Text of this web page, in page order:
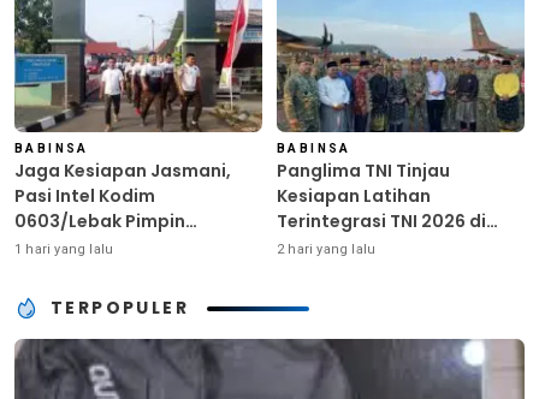
BABINSA
Jaga Kesiapan Jasmani,
Pasi Intel Kodim
0603/Lebak Pimpin
Pembinaan Fisik Rutin
1 hari yang lalu
BABINSA
Panglima TNI Tinjau
Kesiapan Latihan
Terintegrasi TNI 2026 di
Dabo Singkep
2 hari yang lalu
TERPOPULER